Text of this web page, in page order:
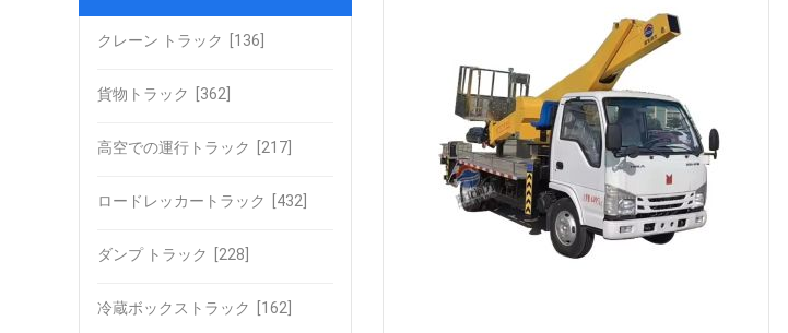
クレーン トラック [136]
貨物トラック [362]
高空での運行トラック [217]
ロードレッカートラック [432]
ダンプ トラック [228]
冷蔵ボックストラック [162]